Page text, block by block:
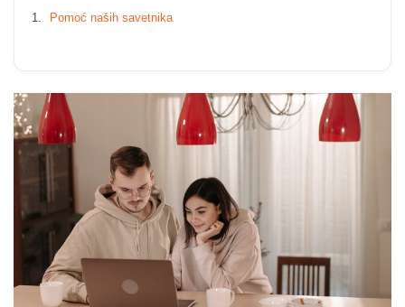
Pomoć naših savetnika